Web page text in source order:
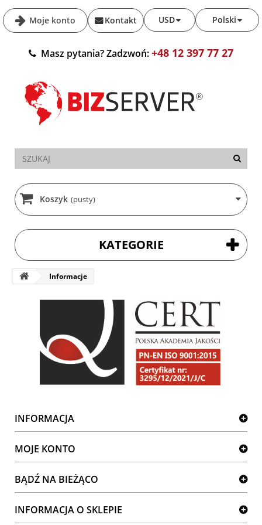
Moje konto Polski
USD
Kontakt
Masz pytania? Zadzwoń:+48 12 397 77 27
Koszyk (pusty)
KATEGORIE
Informacje
INFORMACJA
MOJE KONTO
BĄDŹ NA BIEŻĄCO
INFORMACJA O SKLEPIE